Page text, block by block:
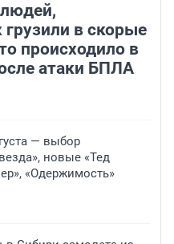
в скорые
происходило в
атаки БПЛА
— выбор
новые «Тед
«Одержимость»